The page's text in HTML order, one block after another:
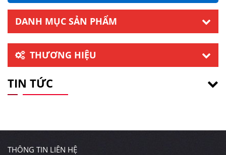
DANH MỤC SẢN PHẨM
THƯƠNG HIỆU
TIN TỨC
THÔNG TIN LIÊN HỆ